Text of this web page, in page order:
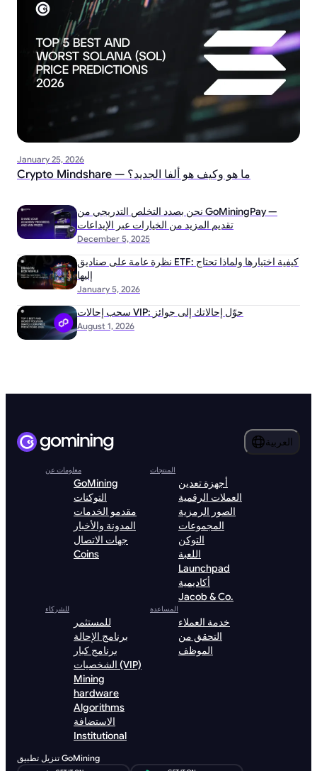
January 25, 2026
Crypto Mindshare — ما هو وكيف هو ألفا الجديد؟
December 5, 2025
نحن بصدد التخلص التدريجي من GoMiningPay —
تقديم المزيد من الخيارات عبر الإيداعات
January 5, 2026
نظرة عامة على صناديق ETF: كيفية اختيارها ولماذا تحتاج
إليها
August 1, 2026
سحب إحالات VIP: حوّل إحالاتك إلى جوائز
العربية
معلومات عن
GoMining
التوكنات
مقدمو الخدمات
المدونة والأخبار
جهات الاتصال
Coins
المنتجات
أجهزة تعدين
العملات الرقمية
الصور الرمزية
المجموعات
التوكن
اللعبة
Launchpad
أكاديمية
Jacob & Co.
للشركاء
للمستثمر
برنامج الإحالة
برنامج كبار
الشخصيات (VIP)
Mining
hardware
Algorithms
الاستضافة
Institutional
المساعدة
خدمة العملاء
التحقق من
الموظف
تنزيل تطبيق GoMining